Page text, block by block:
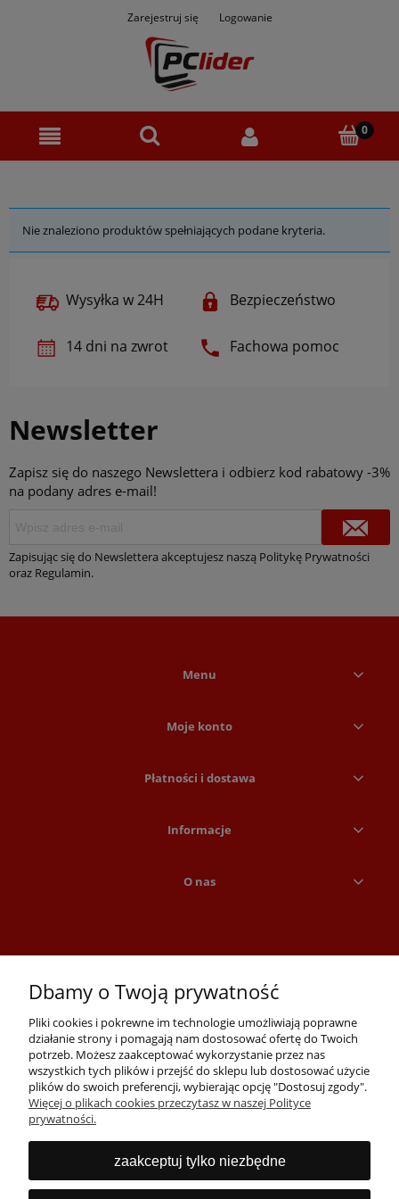
Zarejestruj się Logowanie
Nie znaleziono produktów spełniających podane kryteria.
Wysyłka w 24H Bezpieczeństwo
14 dni na zwrot Fachowa pomoc
Newsletter
Zapisz się do naszego Newslettera i odbierz kod rabatowy -3%
na podany adres e-mail!
Zapisując się do Newslettera akceptujesz naszą Politykę Prywatności
oraz Regulamin.
Menu
Moje konto
Płatności i dostawa
Informacje
O nas
Skontaktuj się z nami:
Tel:+48 71 723 74 50
E-mail:detal@pclider.pl
Komputery i laptopy poleasingowe Wrocław. Oferujemy laptopy,
komputery, monitory, drukarki, akcesoria i serwisujemy też używane
Dbamy o Twoją prywatność
Pliki cookies i pokrewne im technologie umożliwiają poprawne
działanie strony i pomagają nam dostosować ofertę do Twoich
potrzeb. Możesz zaakceptować wykorzystanie przez nas
wszystkich tych plików i przejść do sklepu lub dostosować użycie
plików do swoich preferencji, wybierając opcję "Dostosuj zgody".
Więcej o plikach cookies przeczytasz w naszej Polityce
prywatności.
zaakceptuj tylko niezbędne